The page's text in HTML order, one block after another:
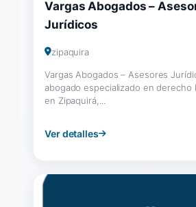
Vargas Abogados –
Jurídicos
zipaquira
Vargas Abogados – Asesores
abogado especializado en derecho
en Zipaquirá,...
Ver detalles